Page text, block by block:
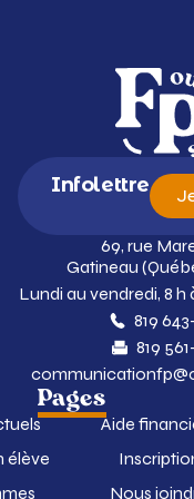
Infolettre
69, rue
Gatineau
Lundi au vendredi, 8 h
819
819
Pages
élève
Aide
Nous